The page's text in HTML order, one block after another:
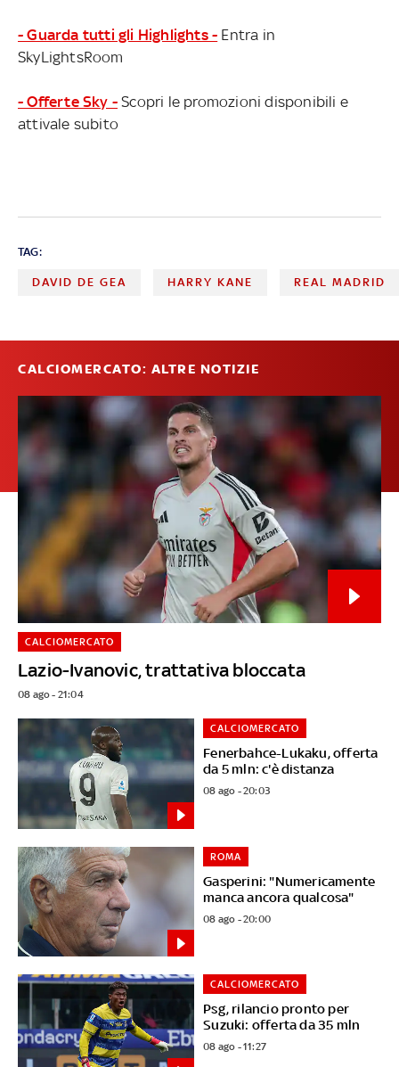
- Guarda tutti gli Highlights - Entra in
SkyLightsRoom
- Offerte Sky - Scopri le promozioni disponibili e
attivale subito
TAG:
DAVID DE GEA HARRY KANE REAL MADRID
CALCIOMERCATO: ALTRE NOTIZIE
Lazio-Ivanovic, trattativa bloccata
CALCIOMERCATO
08 ago - 21:04
Fenerbahce-Lukaku, offerta
da 5 mln: c'è distanza
CALCIOMERCATO
08 ago - 20:03
Gasperini: "Numericamente
manca ancora qualcosa"
ROMA
08 ago - 20:00
Psg, rilancio pronto per
Suzuki: offerta da 35 mln
CALCIOMERCATO
08 ago - 11:27